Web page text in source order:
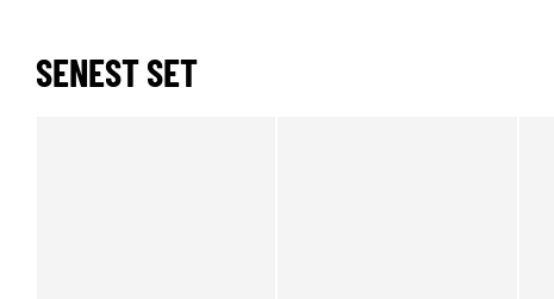
SENEST SET